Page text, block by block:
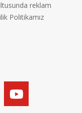
reklam
Politikamız